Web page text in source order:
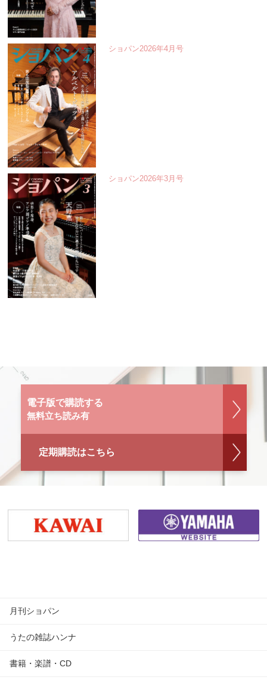
ショパン2026年4月号
ショパン2026年3月号
電子版で購読する
無料立ち読み有
定期購読はこちら
月刊ショパン
うたの雑誌ハンナ
書籍・楽譜・CD